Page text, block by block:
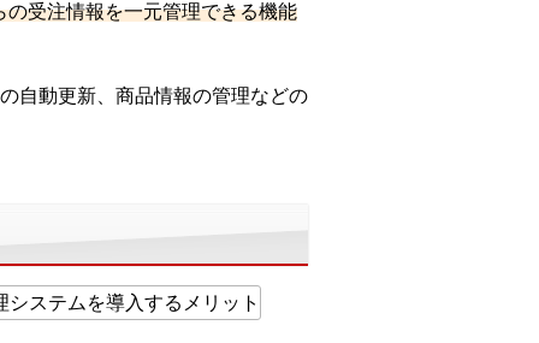
受注情報を一元管理できる機能
自動更新、商品情報の管理などの